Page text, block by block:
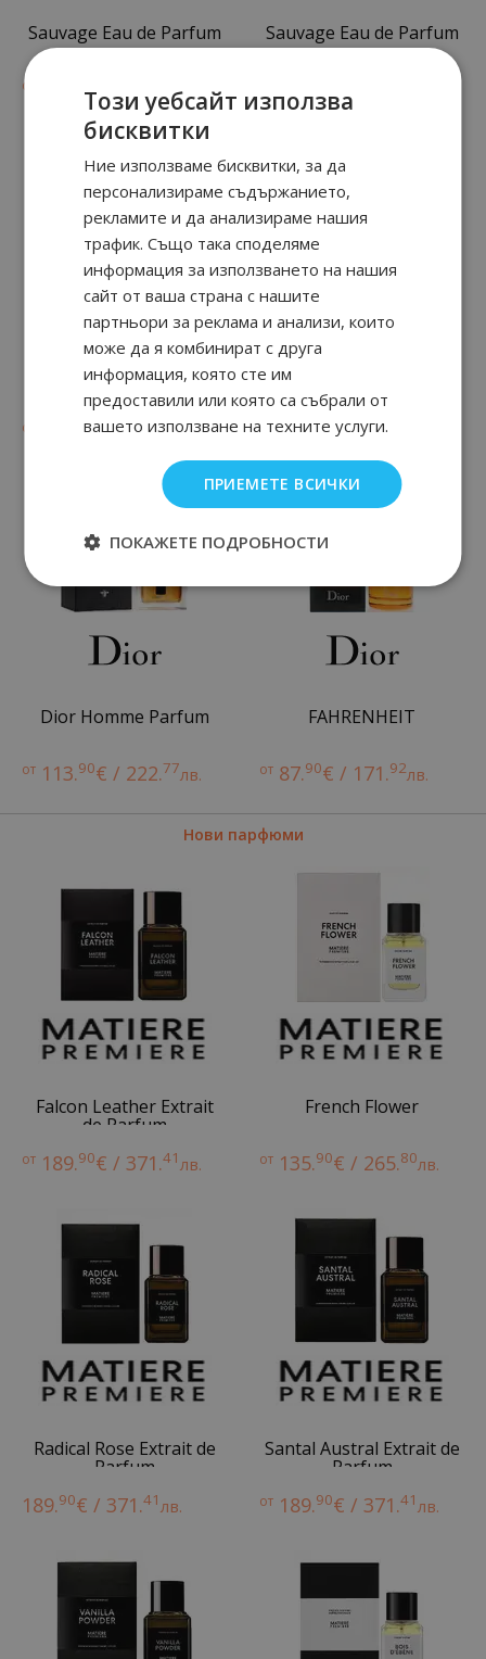
Sauvage Eau de Parfum
от € / 160. лв.
Sauvage Eau de Parfum
HOMME INTENSE
от 90€ / 175.83лв. от 87.90€ / 171.
Dior Homme Parfum
от 113.90€ / 222.77лв.
FAHRENHEIT
от 87.90€ / 171.92лв.
Нови парфюми
Falcon Leather Extrait
de Parfum
от 189.90€ / 371.41лв.
French Flower
от 135.90€ / 265.80лв.
Radical Rose Extrait de
Parfum
189.90€ / 371.41лв.
Santal Austral Extrait de
Parfum
от 189.90€ / 371.41лв.
Този уебсайт използва
бисквитки
Ние използваме бисквитки, за да
персонализираме съдържанието,
рекламите и да анализираме нашия
трафик. Също така споделяме
информация за използването на нашия
сайт от ваша страна с нашите
партньори за реклама и анализи, които
може да я комбинират с друга
информация, която сте им
предоставили или която са събрали от
вашето използване на техните услуги.
ПРИЕМЕТЕ ВСИЧКИ
ПОКАЖЕТЕ ПОДРОБНОСТИ